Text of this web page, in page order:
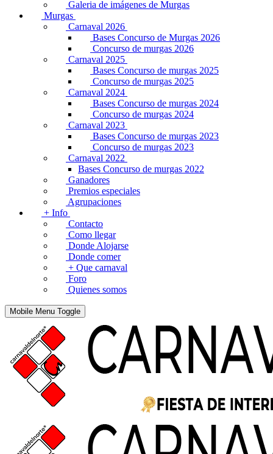
Galeria de imágenes de Murgas
Murgas
Carnaval 2026
Bases Concurso de Murgas 2026
Concurso de murgas 2026
Carnaval 2025
Bases Concurso de murgas 2025
Concurso de murgas 2025
Carnaval 2024
Bases Concurso de murgas 2024
Concurso de murgas 2024
Carnaval 2023
Bases Concurso de murgas 2023
Concurso de murgas 2023
Carnaval 2022
Bases Concurso de murgas 2022
Ganadores
Premios especiales
Agrupaciones
+ Info
Contacto
Como llegar
Donde Alojarse
Donde comer
+ Que carnaval
Foro
Quienes somos
Mobile Menu Toggle